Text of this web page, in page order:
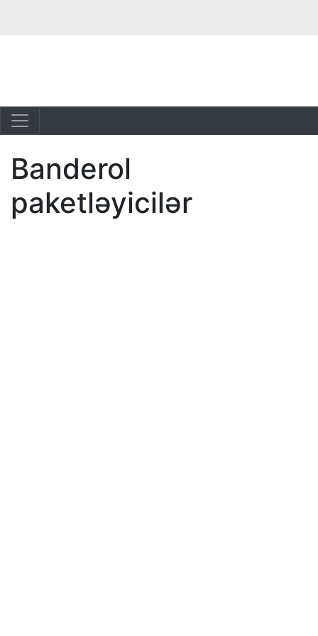
Banderol
paketləyicilər